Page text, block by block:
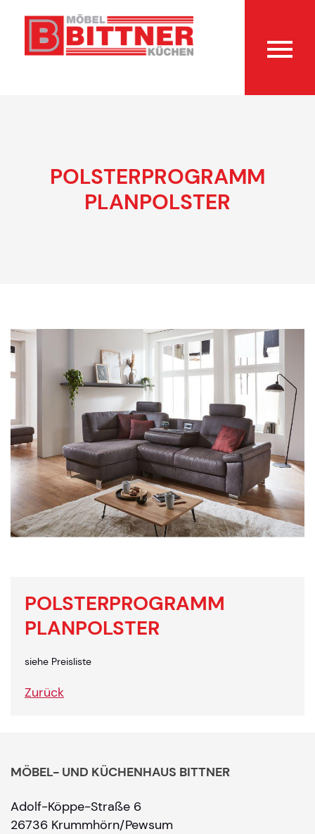
POLSTERPROGRAMM
PLANPOLSTER
POLSTERPROGRAMM
PLANPOLSTER
siehe Preisliste
Zurück
MÖBEL- UND KÜCHENHAUS BITTNER
Adolf-Köppe-Straße 6
26736 Krummhörn/Pewsum